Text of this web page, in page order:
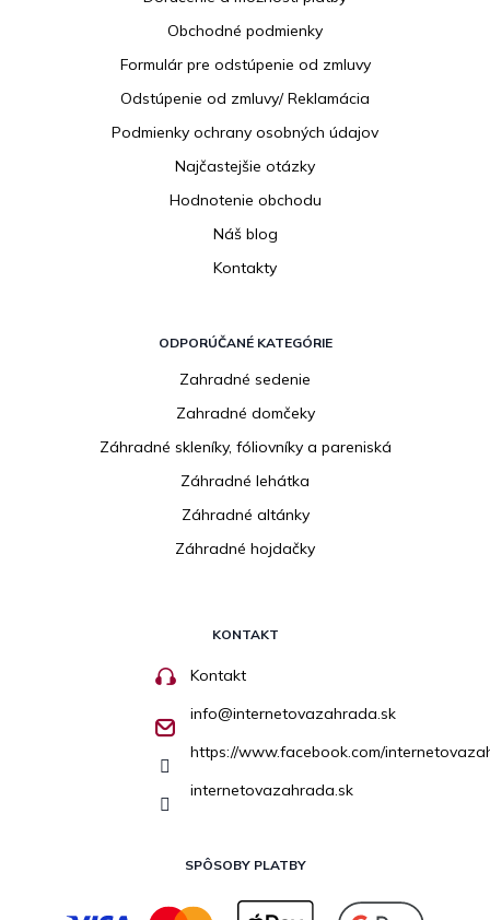
Obchodné podmienky
Formulár pre odstúpenie od zmluvy
Odstúpenie od zmluvy/ Reklamácia
Podmienky ochrany osobných údajov
Najčastejšie otázky
Hodnotenie obchodu
Náš blog
Kontakty
ODPORÚČANÉ KATEGÓRIE
Zahradné sedenie
Zahradné domčeky
Záhradné skleníky, fóliovníky a pareniská
Záhradné lehátka
Záhradné altánky
Záhradné hojdačky
KONTAKT
Kontakt
info@internetovazahrada.sk
https://www.facebook.com/
internetovazahrada.sk
SPÔSOBY PLATBY